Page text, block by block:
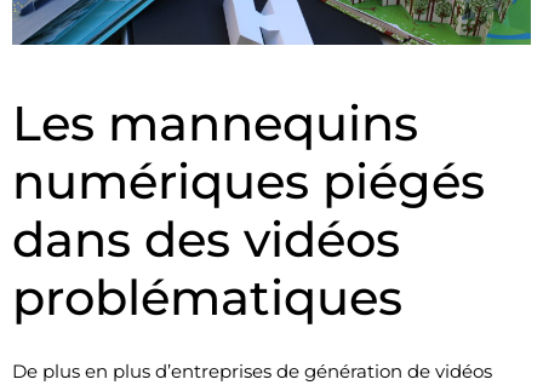
Les mannequins
numériques piégés
dans des vidéos
problématiques
De plus en plus d’entreprises de génération de vidéos